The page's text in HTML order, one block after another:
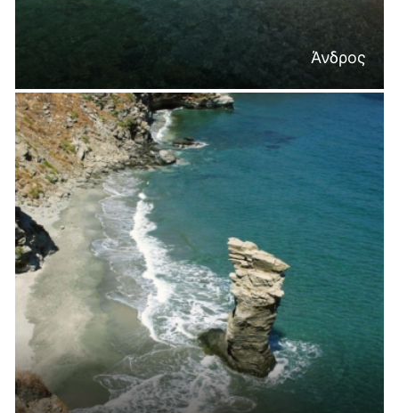
Άνδρος